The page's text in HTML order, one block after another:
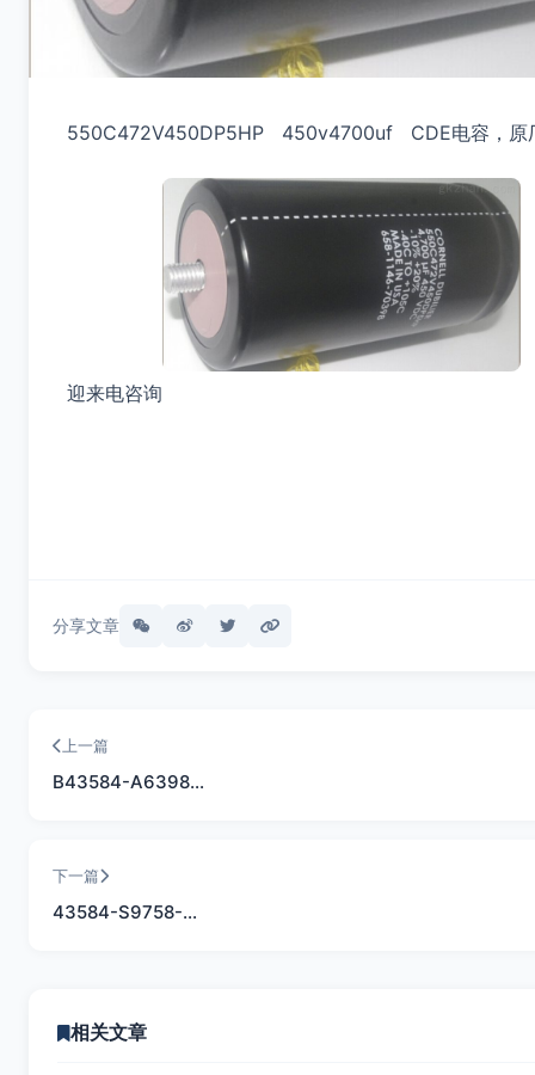
550C472V450DP5HP 450v4700uf CDE电容，原
迎来电咨询
分享文章
上一篇
B43584-A6398…
下一篇
43584-S9758-…
相关文章